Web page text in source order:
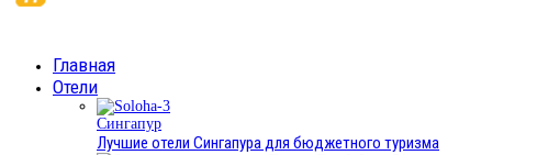
Главная
Отели
Сингапур
Лучшие отели Сингапура для бюджетного туризма